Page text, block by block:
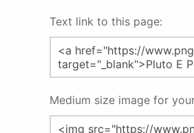
Text link to this page:
Medium size image for